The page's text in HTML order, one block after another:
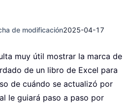
de modificación2025-04-17
muy útil mostrar la marca de
de un libro de Excel para
de cuándo se actualizó por
le guiará paso a paso por